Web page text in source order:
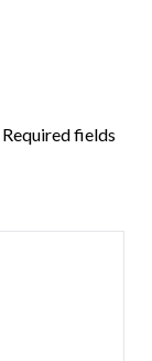
Required fields